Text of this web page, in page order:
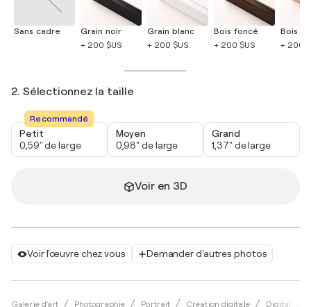
Voir l'œuvre chez vous Demander d'autres photos
Galerie d'art Photographie Portrait Création digitale Digital
Sans cadre
Grain noir
+ 200 $US
Grain blanc
+ 200 $US
Bois foncé
+ 200 $US
Bois
+ 200
2. Sélectionnez la taille
Recommandé
Petit
0,59" de large
Moyen
0,98" de large
Grand
1,37" de large
Voir en 3D